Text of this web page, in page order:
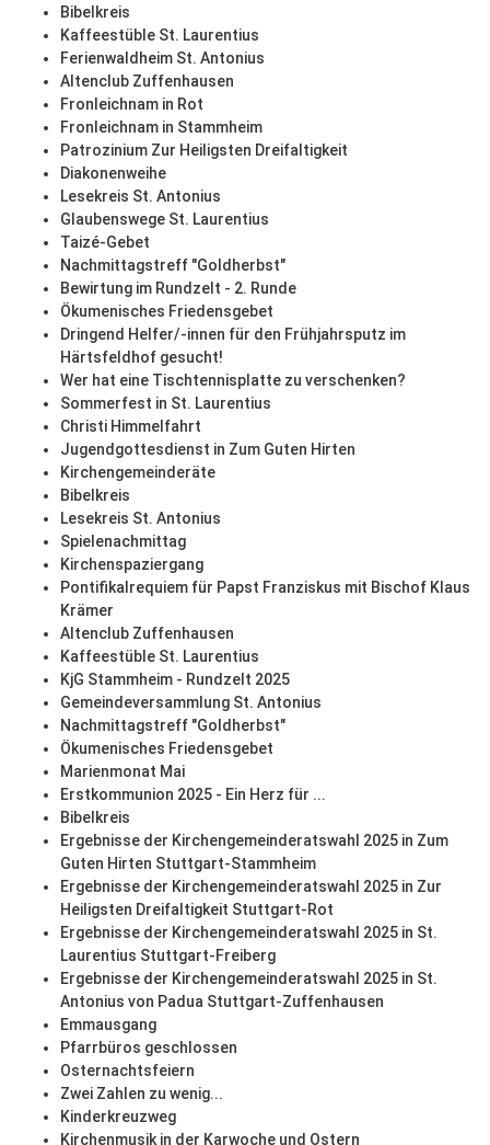
Bibelkreis
Kaffeestüble St. Laurentius
Ferienwaldheim St. Antonius
Altenclub Zuffenhausen
Fronleichnam in Rot
Fronleichnam in Stammheim
Patrozinium Zur Heiligsten Dreifaltigkeit
Diakonenweihe
Lesekreis St. Antonius
Glaubenswege St. Laurentius
Taizé-Gebet
Nachmittagstreff "Goldherbst"
Bewirtung im Rundzelt - 2. Runde
Ökumenisches Friedensgebet
Dringend Helfer/-innen für den Frühjahrsputz im
Härtsfeldhof gesucht!
Wer hat eine Tischtennisplatte zu verschenken?
Sommerfest in St. Laurentius
Christi Himmelfahrt
Jugendgottesdienst in Zum Guten Hirten
Kirchengemeinderäte
Bibelkreis
Lesekreis St. Antonius
Spielenachmittag
Kirchenspaziergang
Pontifikalrequiem für Papst Franziskus mit Bischof Klaus
Krämer
Altenclub Zuffenhausen
Kaffeestüble St. Laurentius
KjG Stammheim - Rundzelt 2025
Gemeindeversammlung St. Antonius
Nachmittagstreff "Goldherbst"
Ökumenisches Friedensgebet
Marienmonat Mai
Erstkommunion 2025 - Ein Herz für ...
Bibelkreis
Ergebnisse der Kirchengemeinderatswahl 2025 in Zum
Guten Hirten Stuttgart-Stammheim
Ergebnisse der Kirchengemeinderatswahl 2025 in Zur
Heiligsten Dreifaltigkeit Stuttgart-Rot
Ergebnisse der Kirchengemeinderatswahl 2025 in St.
Laurentius Stuttgart-Freiberg
Ergebnisse der Kirchengemeinderatswahl 2025 in St.
Antonius von Padua Stuttgart-Zuffenhausen
Emmausgang
Pfarrbüros geschlossen
Osternachtsfeiern
Zwei Zahlen zu wenig...
Kinderkreuzweg
Kirchenmusik in der Karwoche und Ostern